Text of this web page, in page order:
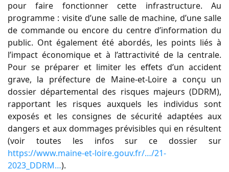
pour faire fonctionner cette infrastructure. Au
programme : visite d’une salle de machine, d’une salle
de commande ou encore du centre d’information du
public. Ont également été abordés, les points liés à
l’impact économique et à l’attractivité de la centrale.
Pour se préparer et limiter les effets d’un accident
grave, la préfecture de Maine-et-Loire a conçu un
dossier départemental des risques majeurs (DDRM),
rapportant les risques auxquels les individus sont
exposés et les consignes de sécurité adaptées aux
dangers et aux dommages prévisibles qui en résultent
(voir toutes les infos sur ce dossier sur
https://www.maine-et-loire.gouv.fr/…/21-
2023_DDRM…).